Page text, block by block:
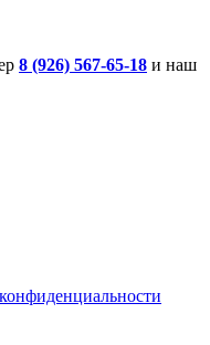
8 (926) 567-65-18 и наш